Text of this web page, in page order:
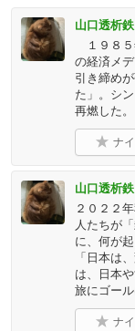
山口透析鉄
１９８５
の経済メ
引き締め
た」。シ
再燃した。
ナ
山口透析鉄
２０２２
人たちが
に、何が
「日本は
は、日本
旅にゴー
ナ